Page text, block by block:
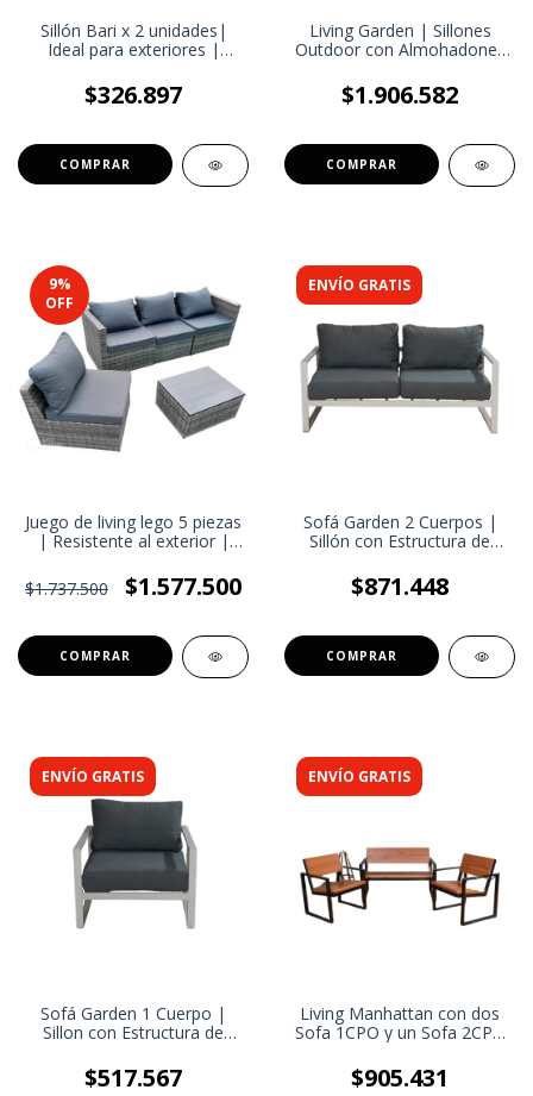
Sillón Bari x 2 unidades|
Ideal para exteriores |
$326.897
Living Garden | Sillones
Outdoor con Almohadones
$1.906.582
9%
OFF
Juego de living lego 5 piezas
| Resistente al exterior |
$1.737.500
$1.577.500
ENVÍO GRATIS
Sofá Garden 2 Cuerpos |
Sillón con Estructura de
$871.448
ENVÍO GRATIS
Sofá Garden 1 Cuerpo |
Sillon con Estructura de
$517.567
ENVÍO GRATIS
Living Manhattan con dos
Sofa 1CPO y un Sofa 2CPO
Outdoor | Estilo Industrial
$905.431